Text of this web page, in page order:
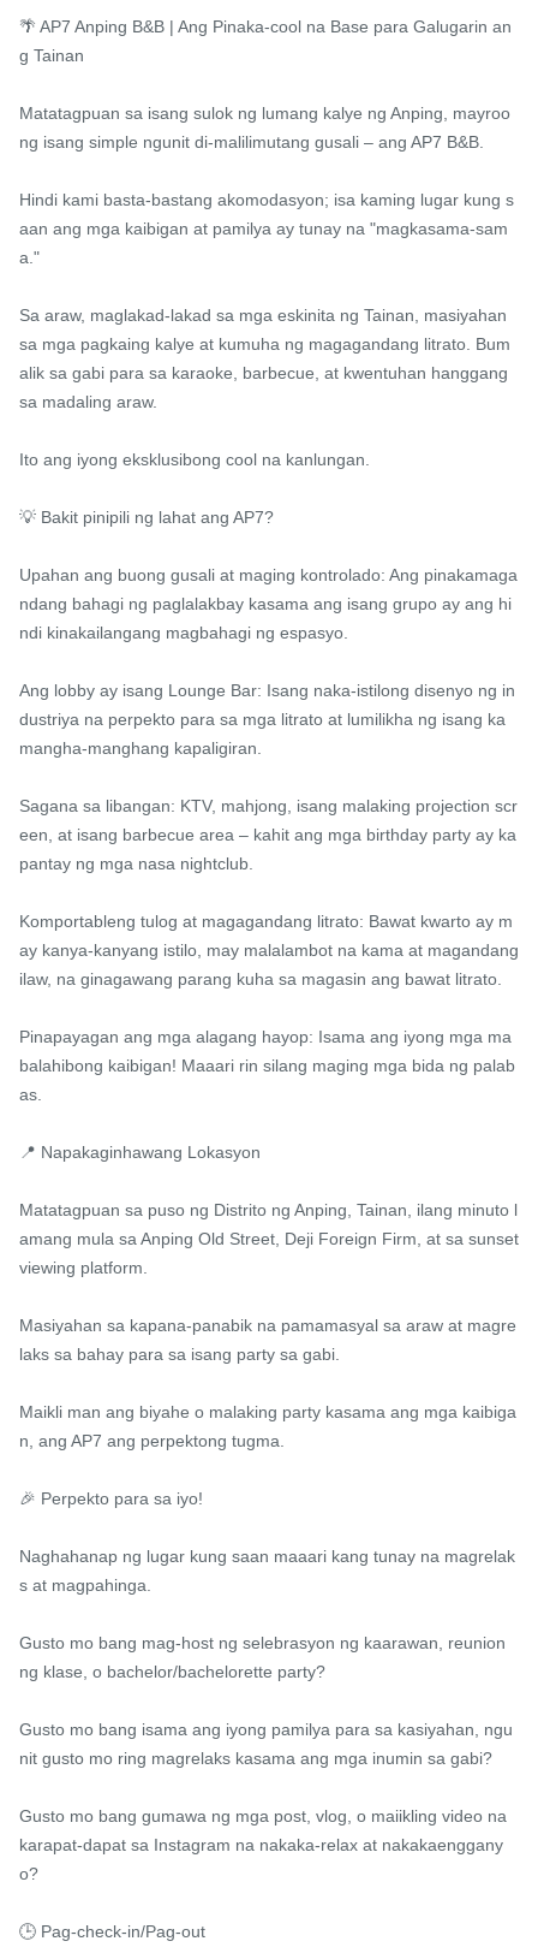
🌴 AP7 Anping B&B | Ang Pinaka-cool na Base para Galugarin an
g Tainan
Matatagpuan sa isang sulok ng lumang kalye ng Anping, mayroo
ng isang simple ngunit di-malilimutang gusali – ang AP7 B&B.
Hindi kami basta-bastang akomodasyon; isa kaming lugar kung s
aan ang mga kaibigan at pamilya ay tunay na "magkasama-sam
a."
Sa araw, maglakad-lakad sa mga eskinita ng Tainan, masiyahan
sa mga pagkaing kalye at kumuha ng magagandang litrato. Bum
alik sa gabi para sa karaoke, barbecue, at kwentuhan hanggang
sa madaling araw.
Ito ang iyong eksklusibong cool na kanlungan.
💡 Bakit pinipili ng lahat ang AP7?
Upahan ang buong gusali at maging kontrolado: Ang pinakamaga
ndang bahagi ng paglalakbay kasama ang isang grupo ay ang hi
ndi kinakailangang magbahagi ng espasyo.
Ang lobby ay isang Lounge Bar: Isang naka-istilong disenyo ng in
dustriya na perpekto para sa mga litrato at lumilikha ng isang ka
mangha-manghang kapaligiran.
Sagana sa libangan: KTV, mahjong, isang malaking projection scr
een, at isang barbecue area – kahit ang mga birthday party ay ka
pantay ng mga nasa nightclub.
Komportableng tulog at magagandang litrato: Bawat kwarto ay m
ay kanya-kanyang istilo, may malalambot na kama at magandang
ilaw, na ginagawang parang kuha sa magasin ang bawat litrato.
Pinapayagan ang mga alagang hayop: Isama ang iyong mga ma
balahibong kaibigan! Maaari rin silang maging mga bida ng palab
as.
📍 Napakaginhawang Lokasyon
Matatagpuan sa puso ng Distrito ng Anping, Tainan, ilang minuto l
amang mula sa Anping Old Street, Deji Foreign Firm, at sa sunset
viewing platform.
Masiyahan sa kapana-panabik na pamamasyal sa araw at magre
laks sa bahay para sa isang party sa gabi.
Maikli man ang biyahe o malaking party kasama ang mga kaibiga
n, ang AP7 ang perpektong tugma.
🎉 Perpekto para sa iyo!
Naghahanap ng lugar kung saan maaari kang tunay na magrelak
s at magpahinga.
Gusto mo bang mag-host ng selebrasyon ng kaarawan, reunion
ng klase, o bachelor/bachelorette party?
Gusto mo bang isama ang iyong pamilya para sa kasiyahan, ngu
nit gusto mo ring magrelaks kasama ang mga inumin sa gabi?
Gusto mo bang gumawa ng mga post, vlog, o maiikling video na
karapat-dapat sa Instagram na nakaka-relax at nakakaenggany
o?
🕒 Pag-check-in/Pag-out